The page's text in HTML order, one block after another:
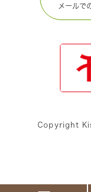
メールで
Copyright